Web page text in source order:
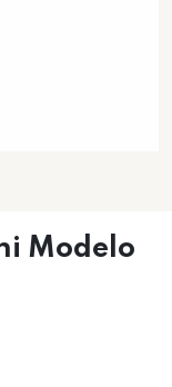
Modelo